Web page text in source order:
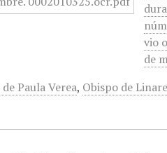
vio
de
Paula Verea, Obispo de